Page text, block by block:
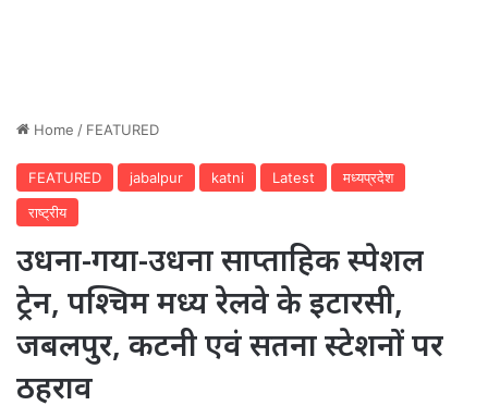
Home / FEATURED
FEATURED jabalpur katni Latest
मध्यप्रदेश
राष्ट्रीय
उधना-गया-उधना साप्ताहिक स्पेशल
ट्रेन, पश्चिम मध्य रेलवे के इटारसी,
जबलपुर, कटनी एवं सतना स्टेशनों पर
ठहराव